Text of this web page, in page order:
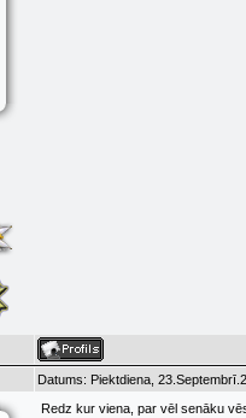
Datums: Piektdiena,
Redz kur viena, par vēl senāku